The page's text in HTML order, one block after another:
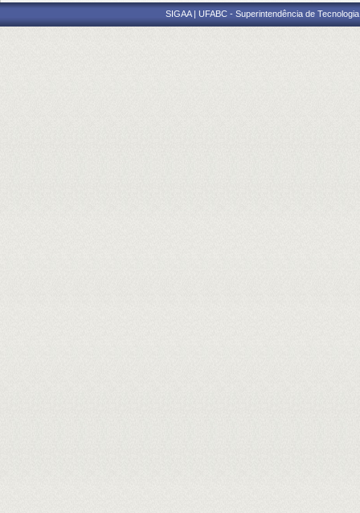
SIGAA | UFABC - Superintendência de